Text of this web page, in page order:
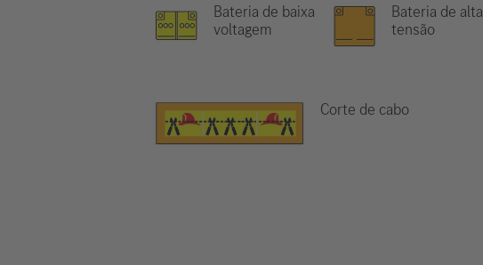
Bateria de baixa
voltagem
Bateria de alta
tensão
Corte de cabo